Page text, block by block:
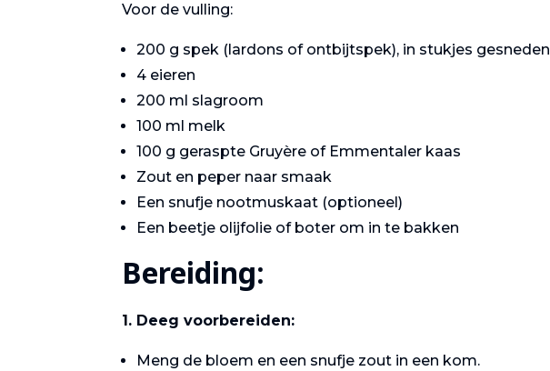
Voor de vulling:
200 g spek (lardons of ontbijtspek), in stukjes gesneden
4 eieren
200 ml slagroom
100 ml melk
100 g geraspte Gruyère of Emmentaler kaas
Zout en peper naar smaak
Een snufje nootmuskaat (optioneel)
Een beetje olijfolie of boter om in te bakken
Bereiding:
1. Deeg voorbereiden:
Meng de bloem en een snufje zout in een kom.